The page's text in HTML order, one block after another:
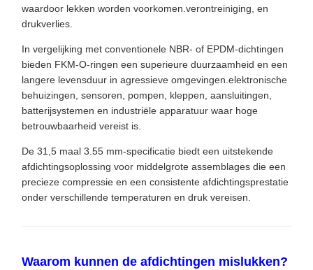
waardoor lekken worden voorkomen.verontreiniging, en
drukverlies.
In vergelijking met conventionele NBR- of EPDM-dichtingen
bieden FKM-O-ringen een superieure duurzaamheid en een
langere levensduur in agressieve omgevingen.elektronische
behuizingen, sensoren, pompen, kleppen, aansluitingen,
batterijsystemen en industriële apparatuur waar hoge
betrouwbaarheid vereist is.
De 31,5 maal 3.55 mm-specificatie biedt een uitstekende
afdichtingsoplossing voor middelgrote assemblages die een
precieze compressie en een consistente afdichtingsprestatie
onder verschillende temperaturen en druk vereisen.
Waarom kunnen de afdichtingen mislukken?